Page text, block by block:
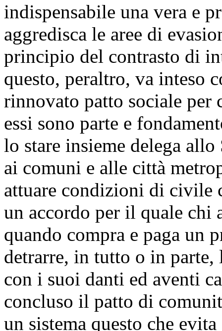
indispensabile una vera e
aggredisca le aree di
principio del contrasto di
questo, peraltro, va inteso
rinnovato patto sociale per
essi sono parte e
lo stare insieme delega
ai comuni e alle città
attuare condizioni di civile
un accordo per il quale chi
quando compra e paga un
detrarre, in tutto o in
con i suoi danti ed aventi
concluso il patto di
un sistema questo che